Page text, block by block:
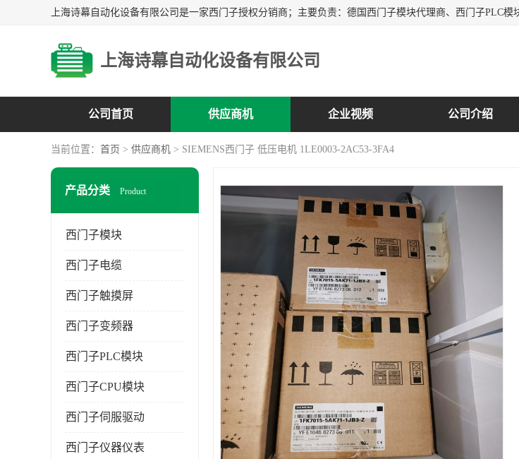
上海诗幕自动化设备有限公司
公司首页 供应商机 企业视频 公司介绍
当前位置： 首页 > 供应商机 > SIEMENS西门子 低压电机 1LE0003-2AC53-3FA4
产品分类 Product
西门子模块
西门子电缆
西门子触摸屏
西门子变频器
西门子PLC模块
西门子CPU模块
西门子伺服驱动
西门子仪器仪表